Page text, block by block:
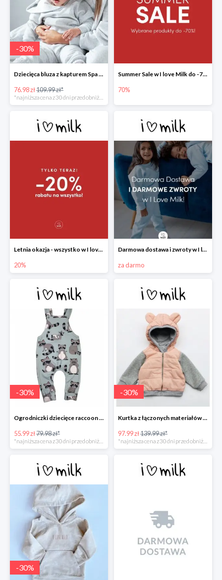
-30%
Dziecięca bluza z kapturem Spa Melange -30%
76.98 zł109.99 zł*
Summer Sale w I love Milk do -70%
70%
Letnia okazja - wszystko w I love Milk -20%
20%
Darmowa dostawa i zwroty w I love Milk
za darmo
-30%
Ogrodniczki dziecięce raccoon print -30%
55.99 zł79.98 zł*
-30%
Kurtka z łączonych materiałów -30%
97.99 zł139.99 zł*
-30%